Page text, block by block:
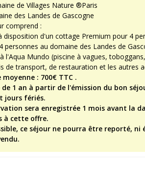
de Villages Nature ®Paris
des Landes de Gascogne
comprend :
disposition d'un cottage Premium pour 4
personnes au domaine des Landes de
l'Aqua Mundo (piscine à vagues,
de transport, de restauration et les autres
: 700€ TTC .
1 an à partir de l'émission du bon
jours fériés.
sera enregistrée 1 mois avant la
à cette offre.
ce séjour ne pourra être reporté,